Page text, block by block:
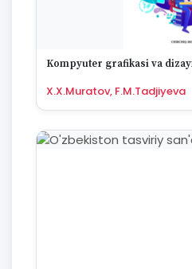
Kompyuter grafikasi va
X.X.Muratov, F.M.Tadjiyeva